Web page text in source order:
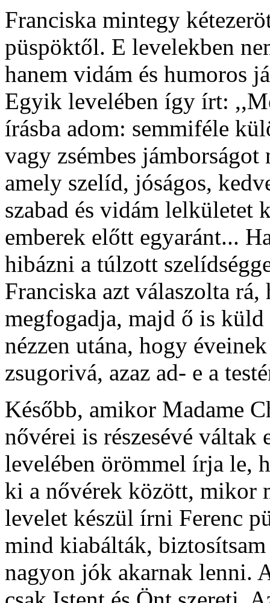
Franciska mintegy
püspöktől. E levelekben
hanem vidám és humoros
Egyik levelében így írt:
írásba adom: semmiféle
vagy zsémbes
amely szelíd, jóságos,
szabad és vidám lelkületet
emberek előtt egyaránt...
hibázni a túlzott
Franciska azt válaszolta rá,
megfogadja, majd ő is
nézzen utána, hogy
zsugorivá, azaz ad- e a
Később, amikor Madame
nővérei is részesévé váltak
levelében örömmel írja le,
ki a nővérek között, mikor
levelet készül írni Ferenc
mind kiabálták,
nagyon jók akarnak lenni.